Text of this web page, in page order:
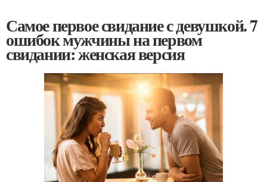
Самое первое свидание с девушкой. 7
ошибок мужчины на первом
свидании: женская версия